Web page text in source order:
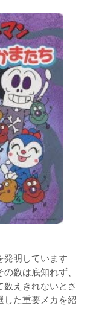
発明しています
数は底知れず、
えきれないとさ
た重要メカを紹